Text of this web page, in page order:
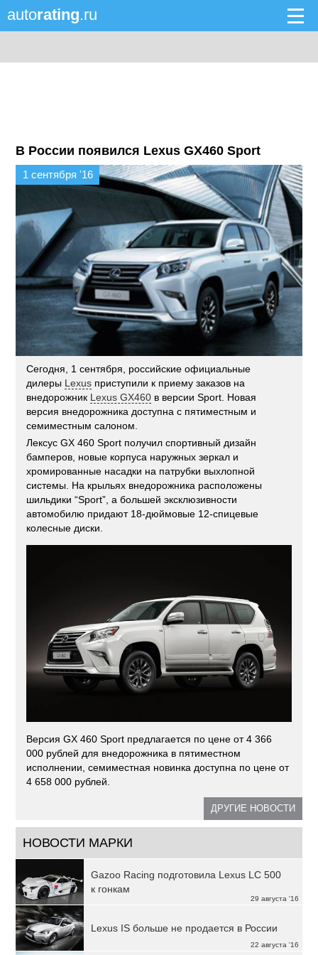
autorating.ru
В России появился Lexus GX460 Sport
1 сентября '16
Сегодня, 1 сентября, российские официальные
дилеры Lexus приступили к приему заказов на
внедорожник Lexus GX460 в версии Sport. Новая
версия внедорожника доступна с пятиместным и
семиместным салоном.
Лексус GX 460 Sport получил спортивный дизайн
бамперов, новые корпуса наружных зеркал и
хромированные насадки на патрубки выхлопной
системы. На крыльях внедорожника расположены
шильдики “Sport”, а большей эксклюзивности
автомобилю придают 18-дюймовые 12-спицевые
колесные диски.
Версия GX 460 Sport предлагается по цене от 4 366
000 рублей для внедорожника в пятиместном
исполнении, семиместная новинка доступна по цене от
4 658 000 рублей.
ДРУГИЕ НОВОСТИ
НОВОСТИ МАРКИ
29 августа '16
Gazoo Racing подготовила Lexus LC 500
к гонкам
22 августа '16
Lexus IS больше не продается в России